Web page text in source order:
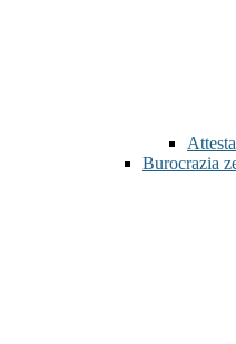
Burocrazia